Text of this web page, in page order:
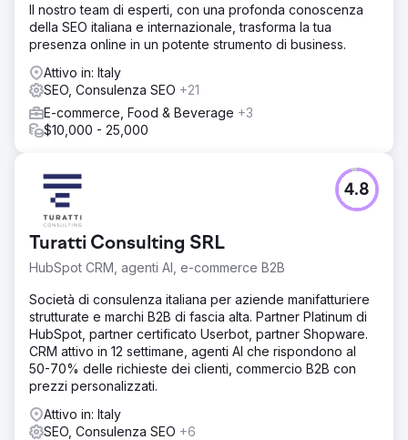
tradotti automaticamente nelle versioni linguistiche) -
Mancanza di collegamenti forti e pertinenti ai principali
gruppi di parole chiave - Struttura e collegamenti interni
Dopo aver risolto i problemi, il traffico è quasi tornato allo
stesso livello. Poi ci siamo concentrati sull’attuazione della
strategia.
Risultato
Search Console) - a oltre 4000 clic al giorno (Google
Search Console) Abbiamo anche aiutato con la
conversione, di conseguenza una quantità di Gli FTD (first
time depositers) sono aumentati di 2,5 volte
Vai alla pagina agenzia
Il nostro team di esperti, con una profonda conoscenza
della SEO italiana e internazionale, trasforma la tua
presenza online in un potente strumento di business.
Attivo in: Italy
SEO, Consulenza SEO +21
E-commerce, Food & Beverage +3
$10,000 - 25,000
Turatti Consulting SRL
HubSpot CRM, agenti AI, e-commerce B2B
4.8
Società di consulenza italiana per aziende manifatturiere
strutturate e marchi B2B di fascia alta. Partner Platinum di
HubSpot, partner certificato Userbot, partner Shopware.
CRM attivo in 12 settimane, agenti AI che rispondono al
50-70% delle richieste dei clienti, commercio B2B con
prezzi personalizzati.
Attivo in: Italy
SEO, Consulenza SEO +6